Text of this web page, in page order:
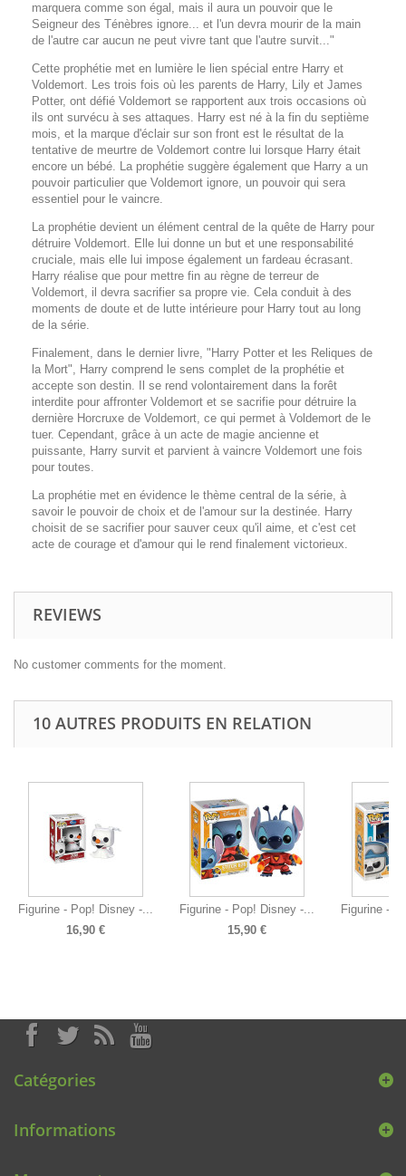
marquera comme son égal, mais il aura un pouvoir que le
Seigneur des Ténèbres ignore... et l'un devra mourir de la main
de l'autre car aucun ne peut vivre tant que l'autre survit..."
Cette prophétie met en lumière le lien spécial entre Harry et
Voldemort. Les trois fois où les parents de Harry, Lily et James
Potter, ont défié Voldemort se rapportent aux trois occasions où
ils ont survécu à ses attaques. Harry est né à la fin du septième
mois, et la marque d'éclair sur son front est le résultat de la
tentative de meurtre de Voldemort contre lui lorsque Harry était
encore un bébé. La prophétie suggère également que Harry a un
pouvoir particulier que Voldemort ignore, un pouvoir qui sera
essentiel pour le vaincre.
La prophétie devient un élément central de la quête de Harry pour
détruire Voldemort. Elle lui donne un but et une responsabilité
cruciale, mais elle lui impose également un fardeau écrasant.
Harry réalise que pour mettre fin au règne de terreur de
Voldemort, il devra sacrifier sa propre vie. Cela conduit à des
moments de doute et de lutte intérieure pour Harry tout au long
de la série.
Finalement, dans le dernier livre, "Harry Potter et les Reliques de
la Mort", Harry comprend le sens complet de la prophétie et
accepte son destin. Il se rend volontairement dans la forêt
interdite pour affronter Voldemort et se sacrifie pour détruire la
dernière Horcruxe de Voldemort, ce qui permet à Voldemort de le
tuer. Cependant, grâce à un acte de magie ancienne et
puissante, Harry survit et parvient à vaincre Voldemort une fois
pour toutes.
La prophétie met en évidence le thème central de la série, à
savoir le pouvoir de choix et de l'amour sur la destinée. Harry
choisit de se sacrifier pour sauver ceux qu'il aime, et c'est cet
acte de courage et d'amour qui le rend finalement victorieux.
REVIEWS
No customer comments for the moment.
10 AUTRES PRODUITS EN RELATION
Figurine - Pop! Disney -...
16,90 €
Figurine - Pop! Disney -...
15,90 €
Figurine -
Catégories
Informations